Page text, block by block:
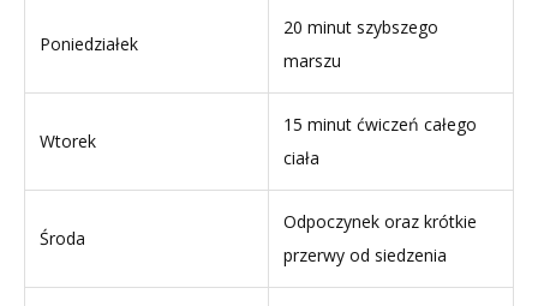
Poniedziałek
20 minut szybszego
marszu
Wtorek
15 minut ćwiczeń całego
ciała
Środa
Odpoczynek oraz krótkie
przerwy od siedzenia